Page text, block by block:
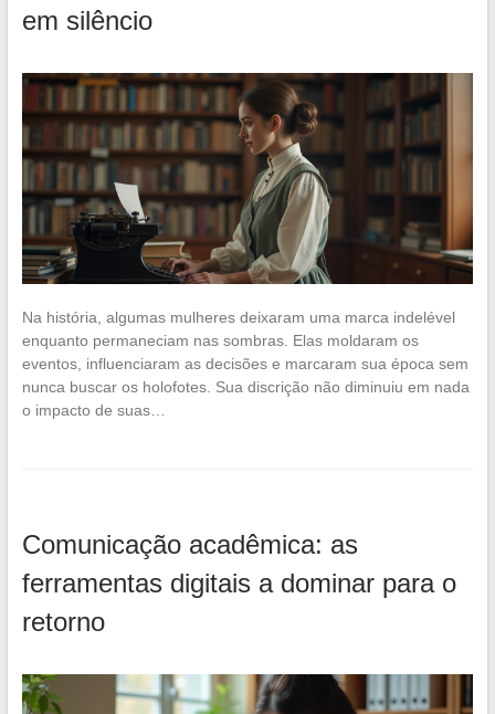
em silêncio
Na história, algumas mulheres deixaram uma marca indelével
enquanto permaneciam nas sombras. Elas moldaram os
eventos, influenciaram as decisões e marcaram sua época sem
nunca buscar os holofotes. Sua discrição não diminuiu em nada
o impacto de suas…
Comunicação acadêmica: as
ferramentas digitais a dominar para o
retorno